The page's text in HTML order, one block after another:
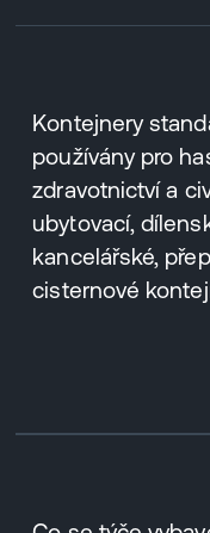
Kontejnery
používány pro
zdravotnictví a
ubytovací,
kancelářské,
cisternové